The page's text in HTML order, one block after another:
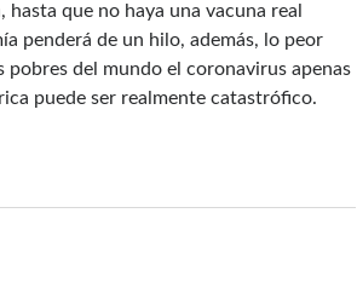
que no haya una vacuna real
penderá de un hilo, además, lo peor
pobres del mundo el coronavirus apenas
puede ser realmente catastrófico.